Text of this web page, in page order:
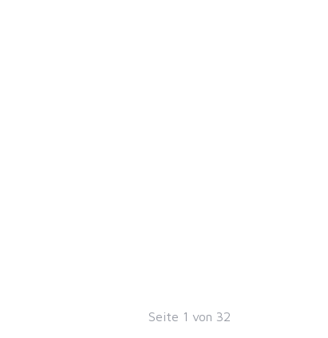
Seite 1 von 32